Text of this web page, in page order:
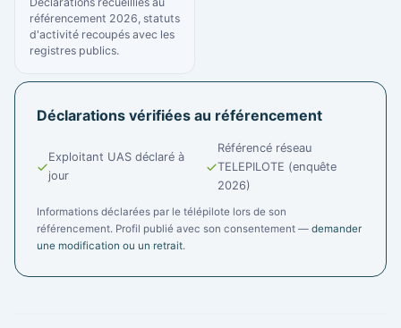
référencement 2026, statuts
d'activité recoupés avec les
registres publics.
Déclarations vérifiées au référencement
Exploitant UAS déclaré à
jour
Référencé réseau
TELEPILOTE (enquête
2026)
Informations déclarées par le télépilote lors de son
référencement. Profil publié avec son consentement — demander
une modification ou un retrait.